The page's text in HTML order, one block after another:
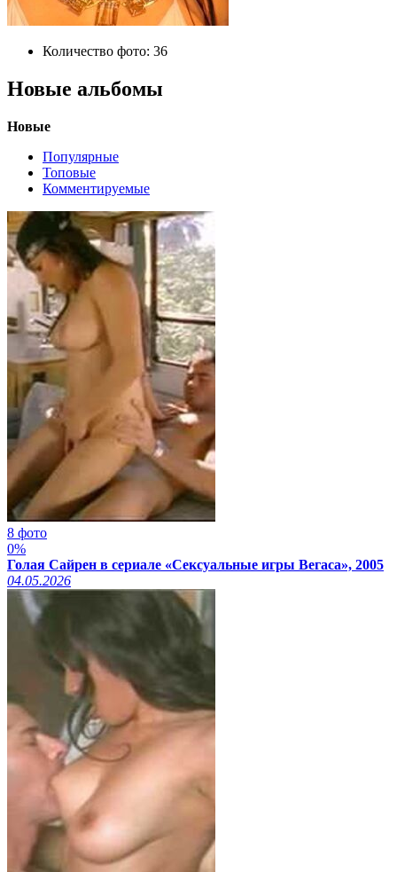
Количество фото: 36
Новые альбомы
Новые
Популярные
Топовые
Комментируемые
8 фото
0%
Голая Сайрен в сериале «Сексуальные игры Вегаса», 2005
04.05.2026